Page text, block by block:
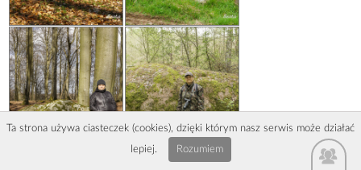
Ta strona używa ciasteczek (cookies), dzięki którym nasz serwis może działać
lepiej.
Rozumiem